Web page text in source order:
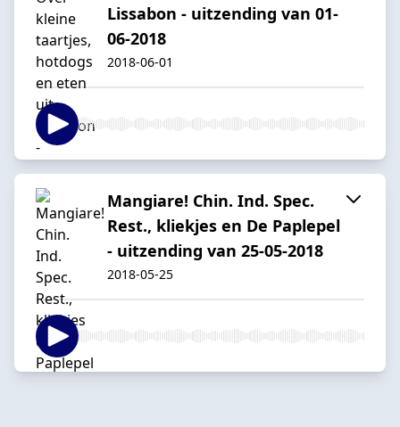
Lissabon - uitzending van 01-
06-2018
2018-06-01
Mangiare! Chin. Ind. Spec.
Rest., kliekjes en De Paplepel
- uitzending van 25-05-2018
2018-05-25